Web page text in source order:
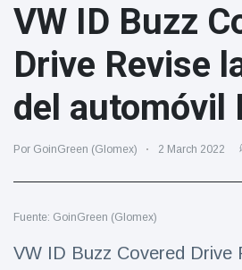
Cine y TV
(81)
Celebridades
(13938)
Moda y Belleza
(122)
Comida y bebida
Estilo de vida y Docu-
(121)
VW ID Buzz
Drive Revise
del automóvil
Por GoinGreen (Glomex) 2 March 2022
Fuente: GoinGreen (Glomex)
VW ID Buzz Covered Drive